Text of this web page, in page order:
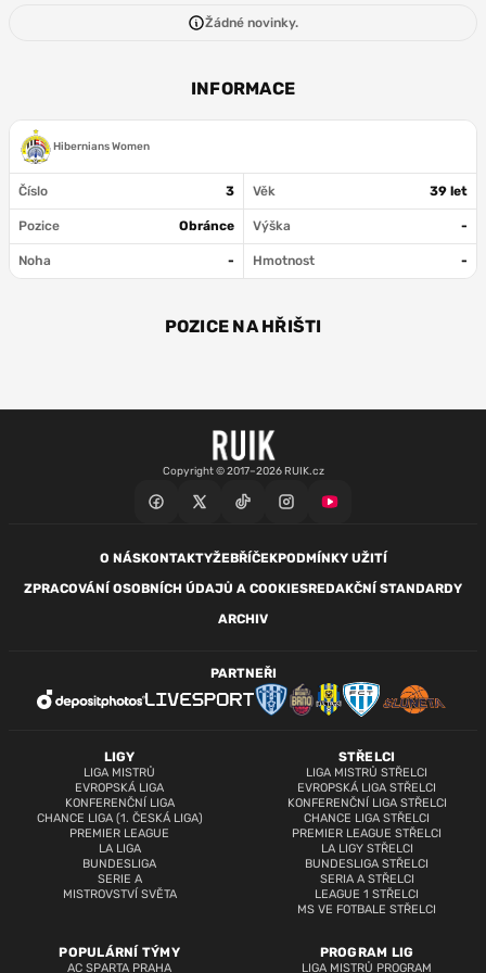
Žádné novinky.
INFORMACE
Hibernians Women
Číslo 3 Věk 39 let
Pozice Obránce Výška -
Noha - Hmotnost -
POZICE NA HŘIŠTI
Copyright © 2017–2026 RUIK.cz
O NÁSKONTAKTYŽEBŘÍČEKPODMÍNKY UŽITÍ
ZPRACOVÁNÍ OSOBNÍCH ÚDAJŮ A COOKIESREDAKČNÍ STANDARDY
ARCHIV
LIGY
LIGA MISTRŮ
EVROPSKÁ LIGA
KONFERENČNÍ LIGA
CHANCE LIGA (1. ČESKÁ LIGA)
PREMIER LEAGUE
LA LIGA
BUNDESLIGA
SERIE A
MISTROVSTVÍ SVĚTA
STŘELCI
LIGA MISTRŮ STŘELCI
EVROPSKÁ LIGA STŘELCI
KONFERENČNÍ LIGA STŘELCI
CHANCE LIGA STŘELCI
PREMIER LEAGUE STŘELCI
LA LIGY STŘELCI
BUNDESLIGA STŘELCI
SERIA A STŘELCI
LEAGUE 1 STŘELCI
MS VE FOTBALE STŘELCI
POPULÁRNÍ TÝMY
AC SPARTA PRAHA
PROGRAM LIG
LIGA MISTRŮ PROGRAM
PARTNEŘI